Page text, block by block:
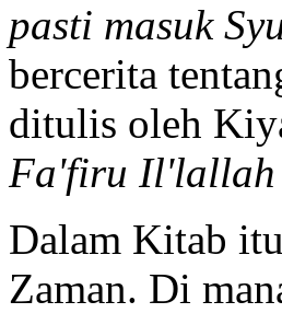
pasti masuk
bercerita
ditulis oleh
Fa'firu Il'lallah
Dalam Kitab
Zaman. Di